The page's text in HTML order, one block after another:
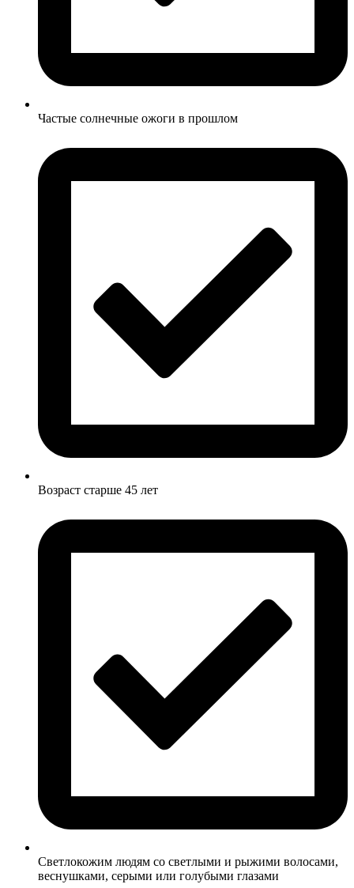
Частые солнечные ожоги в прошлом
Возраст старше 45 лет
Светлокожим людям со светлыми и рыжими волосами,
веснушками, серыми или голубыми глазами